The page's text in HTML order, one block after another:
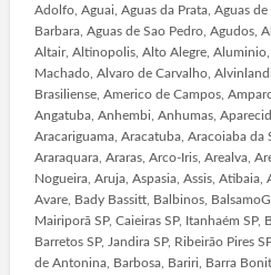
Adolfo, Aguai, Aguas da Prata, Aguas
Barbara, Aguas de Sao Pedro, Agudos,
Altair, Altinopolis, Alto Alegre, Aluminio,
Machado, Alvaro de Carvalho,
Brasiliense, Americo de Campos,
Angatuba, Anhembi, Anhumas,
Aracariguama, Aracatuba, Aracoiaba da
Araraquara, Araras, Arco-Iris, Arealva,
Nogueira, Aruja, Aspasia, Assis, Atibaia,
Avare, Bady Bassitt, Balbinos,
Mairiporã SP, Caieiras SP, Itanhaém SP,
Barretos SP, Jandira SP, Ribeirão Pires
de Antonina, Barbosa, Bariri, Barra